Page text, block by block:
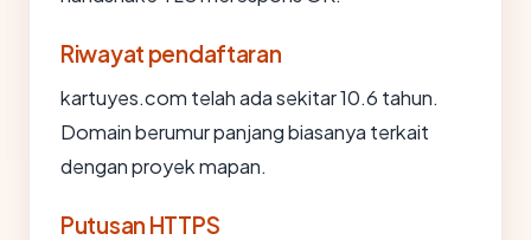
Riwayat pendaftaran
kartuyes.com telah ada sekitar 10.6 tahun.
Domain berumur panjang biasanya terkait
dengan proyek mapan.
Putusan HTTPS